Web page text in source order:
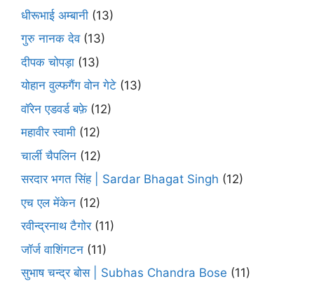
धीरूभाई अम्बानी (13)
गुरु नानक देव(13)
दीपक चोपड़ा (13)
योहान वुल्फगैंग वोन गेटे (13)
वॉरेन एडवर्ड बफ़े(12)
महावीर स्वामी (12)
चार्ली चैपलिन (12)
सरदार भगत सिंह | Sardar Bhagat Singh (12)
एच एल मेंकेन (12)
रवीन्द्रनाथ टैगोर(11)
जॉर्ज वाशिंगटन (11)
सुभाष चन्द्र बोस | Subhas Chandra Bose (11)